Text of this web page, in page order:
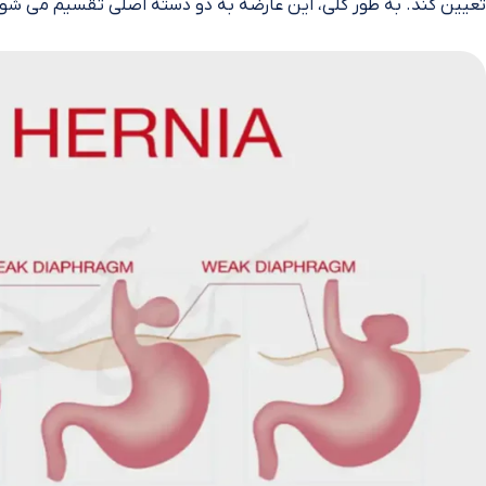
تعیین کند. به طور کلی، این عارضه به دو دسته اصلی تقسیم می‌